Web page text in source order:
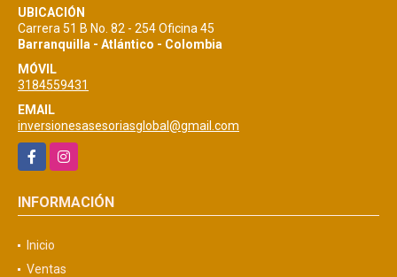
UBICACIÓN
Carrera 51 B No. 82 - 254 Oficina 45
Barranquilla - Atlántico - Colombia
MÓVIL
3184559431
EMAIL
inversionesasesoriasglobal@gmail.com
FacebookInstagram
INFORMACIÓN
Inicio
Ventas